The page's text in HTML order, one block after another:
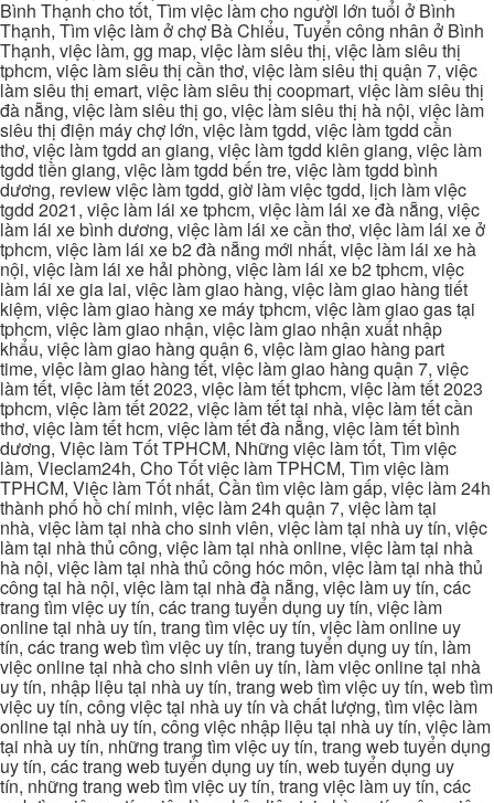
Bình Thạnh cho tốt, Tìm việc làm cho người lớn tuổi ở Bình
Thạnh, Tìm việc làm ở chợ Bà Chiểu, Tuyển công nhân ở Bình
Thạnh, việc làm, gg map, việc làm siêu thị, việc làm siêu thị
tphcm, việc làm siêu thị cần thơ, việc làm siêu thị quận 7, việc
làm siêu thị emart, việc làm siêu thị coopmart, việc làm siêu thị
đà nẵng, việc làm siêu thị go, việc làm siêu thị hà nội, việc làm
siêu thị điện máy chợ lớn, việc làm tgdd, việc làm tgdd cần
thơ, việc làm tgdd an giang, việc làm tgdd kiên giang, việc làm
tgdd tiền giang, việc làm tgdd bến tre, việc làm tgdd bình
dương, review việc làm tgdd, giờ làm việc tgdd, lịch làm việc
tgdd 2021, việc làm lái xe tphcm, việc làm lái xe đà nẵng, việc
làm lái xe bình dương, việc làm lái xe cần thơ, việc làm lái xe ở
tphcm, việc làm lái xe b2 đà nẵng mới nhất, việc làm lái xe hà
nội, việc làm lái xe hải phòng, việc làm lái xe b2 tphcm, việc
làm lái xe gia lai, việc làm giao hàng, việc làm giao hàng tiết
kiệm, việc làm giao hàng xe máy tphcm, việc làm giao gas tại
tphcm, việc làm giao nhận, việc làm giao nhận xuất nhập
khẩu, việc làm giao hàng quận 6, việc làm giao hàng part
time, việc làm giao hàng tết, việc làm giao hàng quận 7, việc
làm tết, việc làm tết 2023, việc làm tết tphcm, việc làm tết 2023
tphcm, việc làm tết 2022, việc làm tết tại nhà, việc làm tết cần
thơ, việc làm tết hcm, việc làm tết đà nẵng, việc làm tết bình
dương, Việc làm Tốt TPHCM, Những việc làm tốt, Tìm việc
làm, Vieclam24h, Cho Tốt việc làm TPHCM, Tìm việc làm
TPHCM, Việc làm Tốt nhất, Cần tìm việc làm gấp, việc làm 24h
thành phố hồ chí minh, việc làm 24h quận 7, việc làm tại
nhà, việc làm tại nhà cho sinh viên, việc làm tại nhà uy tín, việc
làm tại nhà thủ công, việc làm tại nhà online, việc làm tại nhà
hà nội, việc làm tại nhà thủ công hóc môn, việc làm tại nhà thủ
công tại hà nội, việc làm tại nhà đà nẵng, việc làm uy tín, các
trang tìm việc uy tín, các trang tuyển dụng uy tín, việc làm
online tại nhà uy tín, trang tìm việc uy tín, việc làm online uy
tín, các trang web tìm việc uy tín, trang tuyển dụng uy tín, làm
việc online tại nhà cho sinh viên uy tín, làm việc online tại nhà
uy tín, nhập liệu tại nhà uy tín, trang web tìm việc uy tín, web tìm
việc uy tín, công việc tại nhà uy tín và chất lượng, tìm việc làm
online tại nhà uy tín, công việc nhập liệu tại nhà uy tín, việc làm
tại nhà uy tín, những trang tìm việc uy tín, trang web tuyển dụng
uy tín, các trang web tuyển dụng uy tín, web tuyển dụng uy
tín, những trang web tìm việc uy tín, trang việc làm uy tín, các